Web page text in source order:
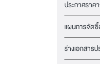
ประกาศราค
แผนการจัด
ร่างเอกสาร